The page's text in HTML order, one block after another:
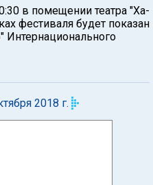
в помещении театра "Ха-
фестиваля будет показан
Интернационального
2018 г.